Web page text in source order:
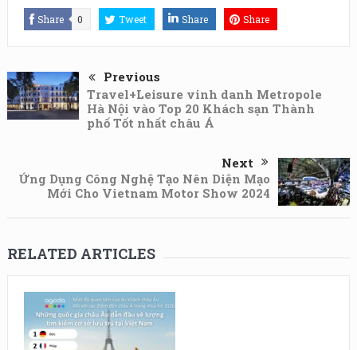
Share 0 Tweet Share Share
Previous
Travel+Leisure vinh danh Metropole
Hà Nội vào Top 20 Khách sạn Thành
phố Tốt nhất châu Á
Next
Ứng Dụng Công Nghệ Tạo Nên Diện Mạo
Mới Cho Vietnam Motor Show 2024
RELATED ARTICLES